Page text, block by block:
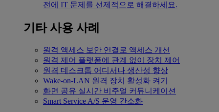
전에 IT 문제를 선제적으로 해결하세요.
기타 사용 사례
원격 액세스 보안 연결로 액세스 개선
원격 제어 플랫폼에 관계 없이 장치 제어
원격 데스크톱 어디서나 생산성 향상
Wake-on-LAN 원격 장치 활성화 켜기
화면 공유 실시간 비주얼 커뮤니케이션
Smart Service A/S 운영 간소화